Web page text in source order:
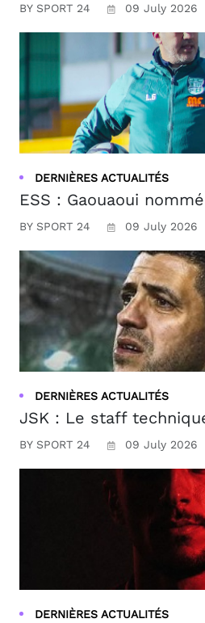
BY SPORT 24 09 July 2026
DERNIÈRES ACTUALITÉS
ESS : Gaouaoui
BY SPORT 24 09 July 2026
DERNIÈRES ACTUALITÉS
JSK : Le staff
BY SPORT 24 09 July 2026
DERNIÈRES ACTUALITÉS